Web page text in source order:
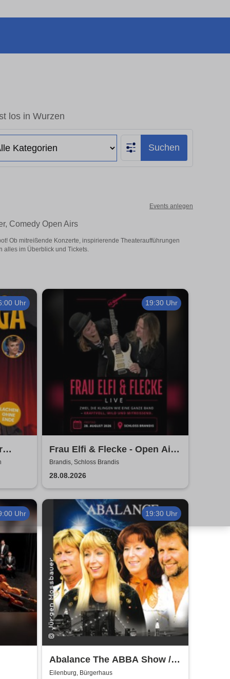
los in Wurzen
Suchen
Events anlegen
Comedy Open Airs
Ob mitreißende Konzerte, inspirierende Theateraufführungen
im Überblick und Tickets.
Uhr 19:30 Uhr
Frau Elfi & Flecke - Open Air
Konzert
Brandis, Schloss Brandis
28.08.2026
Uhr 19:30 Uhr
Abalance The ABBA Show /
Revival Show - a tribute to
Eilenburg, Bürgerhaus